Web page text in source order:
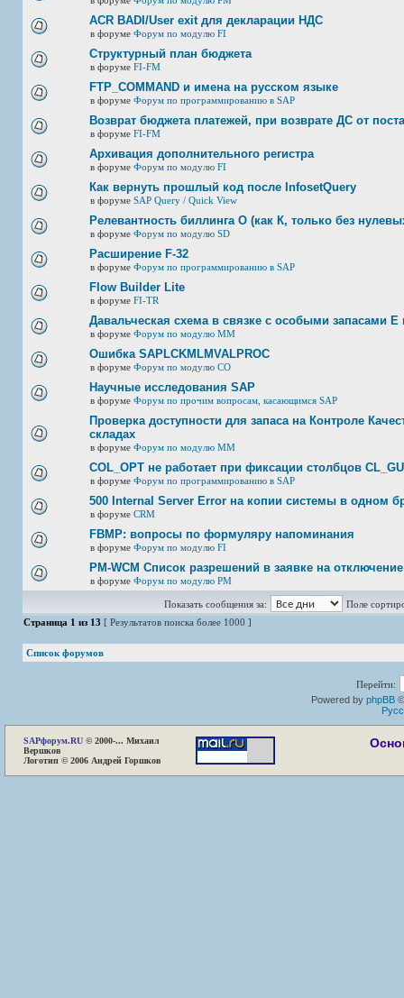
ACR BADI/User exit для декларации НДС
в форуме Форум по модулю FI
Структурный план бюджета
в форуме FI-FM
FTP_COMMAND и имена на русском языке
в форуме Форум по программированию в SAP
Возврат бюджета платежей, при возврате ДС от
в форуме FI-FM
Архивация дополнительного регистра
в форуме Форум по модулю FI
Как вернуть прошлый код после InfosetQuery
в форуме SAP Query / Quick View
Релевантность биллинга О (как К, только без
в форуме Форум по модулю SD
Расширение F-32
в форуме Форум по программированию в SAP
Flow Builder Lite
в форуме FI-TR
Давальческая схема в связке с особыми запасами E
в форуме Форум по модулю ММ
Ошибка SAPLCKMLMVALPROC
в форуме Форум по модулю СО
Научные исследования SAP
в форуме Форум по прочим вопросам, касающимся SAP
Проверка доступности для запаса на Контроле
складах
в форуме Форум по модулю ММ
COL_OPT не работает при фиксации столбцов
в форуме Форум по программированию в SAP
500 Internal Server Error на копии системы в одном
в форуме CRM
FBMP: вопросы по формуляру напоминания
в форуме Форум по модулю FI
PM-WCM Список разрешений в заявке на отключение
в форуме Форум по модулю РМ
Показать сообщения за:
Поле
Страница 1 из 13 [ Результатов поиска более 1000 ]
Список форумов
Перейти:
Powered by phpBB
SAPфорум.RU © 2000-... Михаил
Вершков
Логотип © 2006 Андрей Горшков